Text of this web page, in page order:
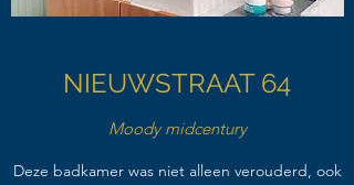
NIEUWSTRAAT 64
Moody midcentury
Deze badkamer was niet alleen verouderd, ook